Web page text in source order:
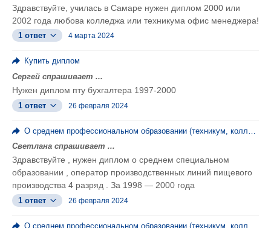
Здравствуйте, училась в Самаре нужен диплом 2000 или
2002 года любова колледжа или техникума офис менеджера!
1 ответ 4 марта 2024
Купить диплом
Сергей спрашивает ...
Нужен диплом пту бухгалтера 1997-2000
1 ответ 26 февраля 2024
Светлана спрашивает ...
Здравствуйте , нужен диплом о среднем специальном
образовании , оператор производственных линий пищевого
производства 4 разряд . За 1998 — 2000 года
1 ответ 26 февраля 2024